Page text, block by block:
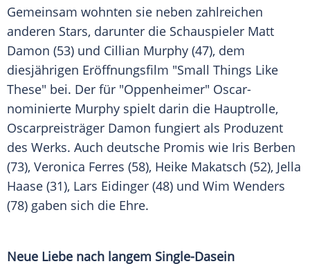
Gemeinsam wohnten sie neben zahlreichen
anderen Stars, darunter die Schauspieler Matt
Damon (53) und Cillian Murphy (47), dem
diesjährigen Eröffnungsfilm "Small Things Like
These" bei. Der für "Oppenheimer" Oscar-
nominierte Murphy spielt darin die Hauptrolle,
Oscarpreisträger Damon fungiert als Produzent
des Werks. Auch deutsche Promis wie Iris Berben
(73), Veronica Ferres (58), Heike Makatsch (52), Jella
Haase (31), Lars Eidinger (48) und Wim Wenders
(78) gaben sich die Ehre.
Neue Liebe nach langem Single-Dasein